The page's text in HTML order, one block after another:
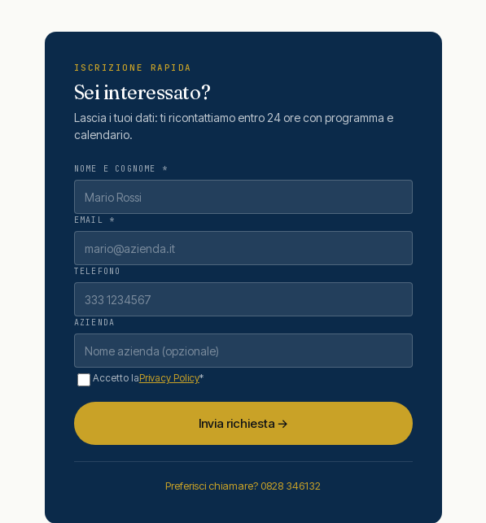
ISCRIZIONE RAPIDA
Sei interessato?
Lascia i tuoi dati: ti ricontattiamo entro 24 ore con programma e
calendario.
NOME E COGNOME *
EMAIL *
TELEFONO
AZIENDA
Accetto laPrivacy Policy*
Invia richiesta →
Preferisci chiamare? 0828 346132